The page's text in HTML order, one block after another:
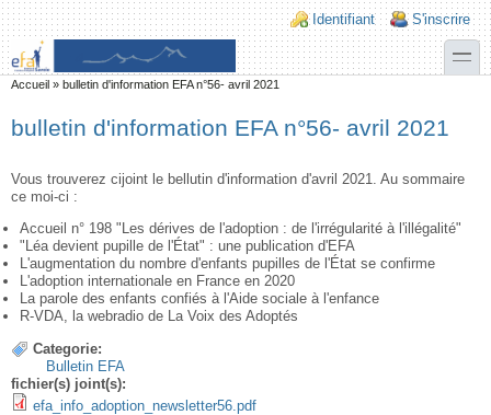
Aller au contenu principal
Skip to search
Login links
Identifiant S'inscrire
toggle
Vous êtes ici
Accueil » bulletin d'information EFA n°56- avril 2021
bulletin d'information EFA n°56- avril 2021
Vous trouverez cijoint le bellutin d'information d'avril 2021. Au sommaire
ce moi-ci :
Accueil n° 198 "Les dérives de l'adoption : de l'irrégularité à l'illégalité"
"Léa devient pupille de l'État" : une publication d'EFA
L'augmentation du nombre d'enfants pupilles de l'État se confirme
L'adoption internationale en France en 2020
La parole des enfants confiés à l'Aide sociale à l'enfance
R-VDA, la webradio de La Voix des Adoptés
Categorie:
Bulletin EFA
fichier(s) joint(s):
efa_info_adoption_newsletter56.pdf